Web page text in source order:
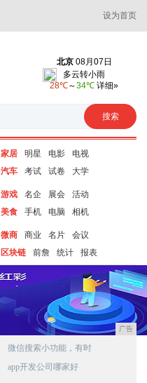
设为首页
家居 明星 电影
电视
汽车
考试 试卷 大学
游戏 名企 展会
活动
美食
手机 电脑 相机
微商 商业 名片
会议
区块链
前詹 统计 报表
广告
微信搜索小功能，有时
app开发公司哪家好